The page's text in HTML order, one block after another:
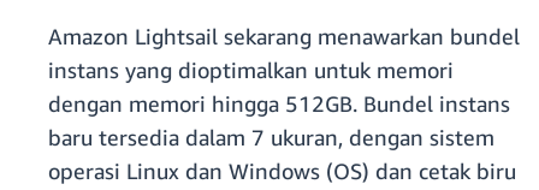
Amazon Lightsail sekarang menawarkan bundel
instans yang dioptimalkan untuk memori
dengan memori hingga 512GB. Bundel instans
baru tersedia dalam 7 ukuran, dengan sistem
operasi Linux dan Windows (OS) dan cetak biru